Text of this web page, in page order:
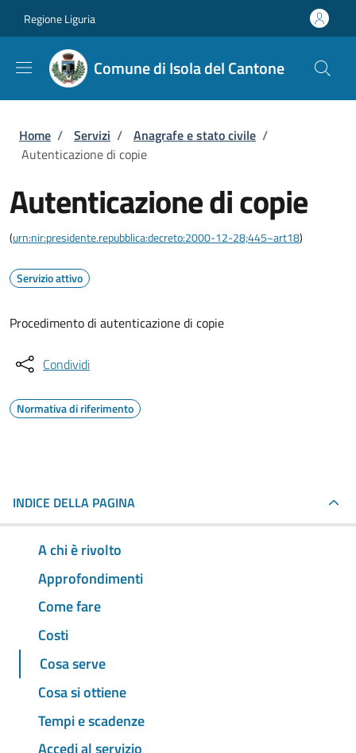
Regione Liguria
Comune di Isola del Cantone
Briciole di pane
Home / Servizi / Anagrafe e stato civile /
Autenticazione di copie
Autenticazione di copie
(urn:nir:presidente.repubblica:decreto:2000-12-28;445~art18)
Servizio attivo
Procedimento di autenticazione di copie
Condividi
Normativa di riferimento
INDICE DELLA PAGINA
A chi è rivolto
Approfondimenti
Come fare
Costi
Cosa serve
Cosa si ottiene
Tempi e scadenze